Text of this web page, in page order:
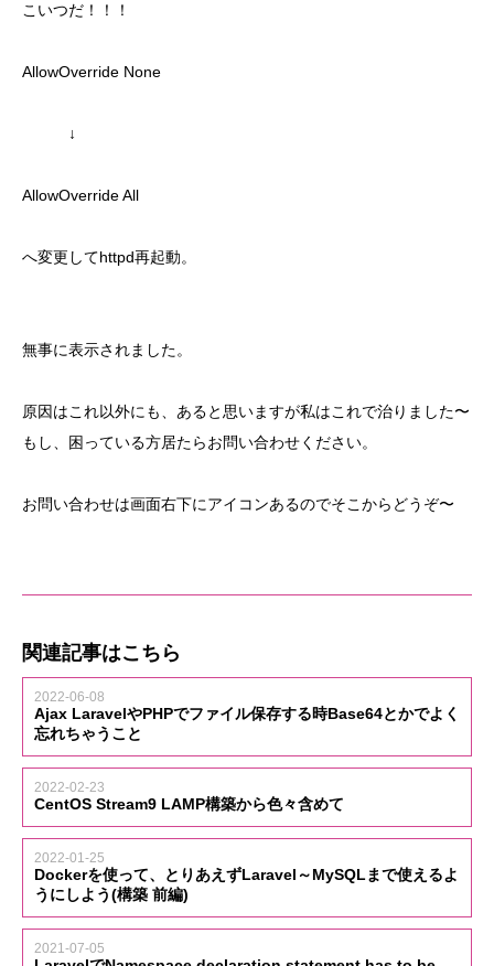
こいつだ！！！
AllowOverride None
↓
AllowOverride All
へ変更してhttpd再起動。
無事に表示されました。
原因はこれ以外にも、あると思いますが私はこれで治りました〜
もし、困っている方居たらお問い合わせください。
お問い合わせは画面右下にアイコンあるのでそこからどうぞ〜
関連記事はこちら
2022-06-08
Ajax LaravelやPHPでファイル保存する時Base64とかでよく
忘れちゃうこと
2022-02-23
CentOS Stream9 LAMP構築から色々含めて
2022-01-25
Dockerを使って、とりあえずLaravel～MySQLまで使えるよ
うにしよう(構築 前編)
2021-07-05